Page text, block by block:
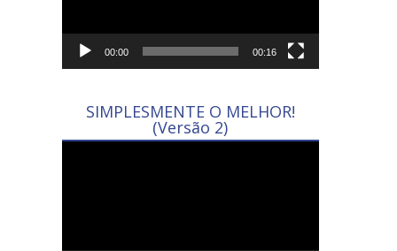
00:00 00:16
SIMPLESMENTE O MELHOR!
(Versão 2)